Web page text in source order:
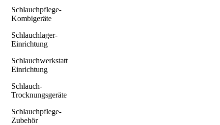
Schlauchpflege-
Kombigeräte
Schlauchlager-
Einrichtung
Schlauchwerkstatt
Einrichtung
Schlauch-
Trocknungsgeräte
Schlauchpflege-
Zubehör